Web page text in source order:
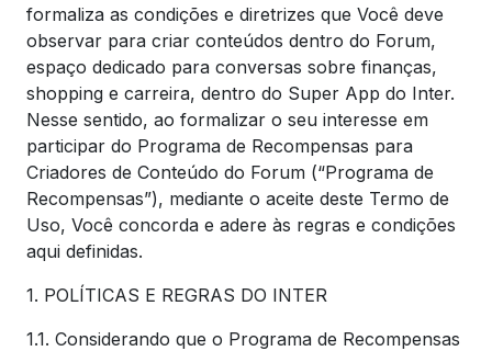
formaliza as condições e diretrizes que Você deve
observar para criar conteúdos dentro do Forum,
espaço dedicado para conversas sobre finanças,
shopping e carreira, dentro do Super App do Inter.
Nesse sentido, ao formalizar o seu interesse em
participar do Programa de Recompensas para
Criadores de Conteúdo do Forum (“Programa de
Recompensas”), mediante o aceite deste Termo de
Uso, Você concorda e adere às regras e condições
aqui definidas.
1. POLÍTICAS E REGRAS DO INTER
1.1. Considerando que o Programa de Recompensas